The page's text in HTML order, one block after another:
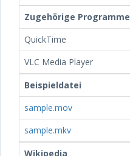
Zugehörige Programme
QuickTime
VLC Media Player
Beispieldatei
sample.mov
sample.mkv
Wikipedia